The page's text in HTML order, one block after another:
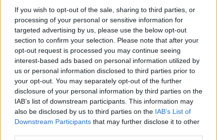
If you wish to opt-out of the sale, sharing to third parties, or
processing of your personal or sensitive information for
targeted advertising by us, please use the below opt-out
section to confirm your selection. Please note that after your
opt-out request is processed you may continue seeing
interest-based ads based on personal information utilized by
us or personal information disclosed to third parties prior to
your opt-out. You may separately opt-out of the further
disclosure of your personal information by third parties on the
IAB’s list of downstream participants. This information may
also be disclosed by us to third parties on the IAB’s List of
Downstream Participants that may further disclose it to other
szesnaście rund.
Ali "hAdji" Haïnous i spółka już od pierwszych minut na
Inferno zdominowali mecz finałowy. Mimo go gry po
stronie atakującej, udało im się wyjść na pewne
prowadzenie 11:4 i później doprowadzenie tej odsłony
pojedynku do pozytywnego dla siebie zakończenia było
już tylko formalnością. Nieco większy opór Epsilon
postawiło na Mirage'u, gdzie bardzo długo Szwedzi
grali z akademią EnVy jak równy z równym. Jednakże i
tam musieli koniec końców pogodzić się z porażką w
stosunku 9:16. Ostatnią szansą